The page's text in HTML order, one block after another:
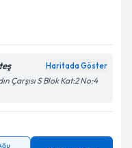
Çarşısı S Blok Kat:2 No:4